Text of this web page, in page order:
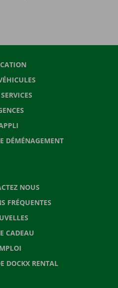
DÉMÉNAGEMENT
NOUS
FRÉQUENTES
CADEAU
DOCKX RENTAL